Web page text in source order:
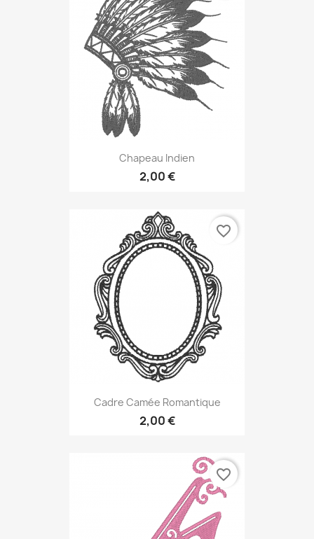
Chapeau Indien
2,00 €
Cadre Camée Romantique
2,00 €
favorite_border
favorite_border